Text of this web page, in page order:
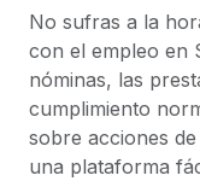
Nómina global
Gestiona las
legalidad.
Employer of
Expándete en
COBERTURA
Explorador
Consulta el
Explorador
Simplifica la
Recursos
HERRAMIENTAS
Consulta el
Precios
No sufras a la
con el empleo en
nóminas, las
cumplimiento
sobre acciones
una plataforma